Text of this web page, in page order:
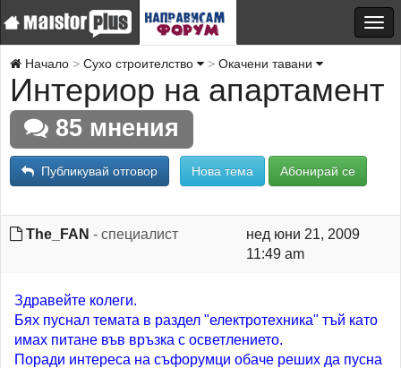
Начало Сухо строителство Окачени тавани
Интериор на апартамент
85 мнения
Публикувай отговор Нова тема Абонирай се
The_FAN - специалист
нед юни 21, 2009
11:49 am
Здравейте колеги.
Бях пуснал темата в раздел "електротехника" тъй като
имах питане във връзка с осветлението.
Поради интереса на съфорумци обаче реших да пусна